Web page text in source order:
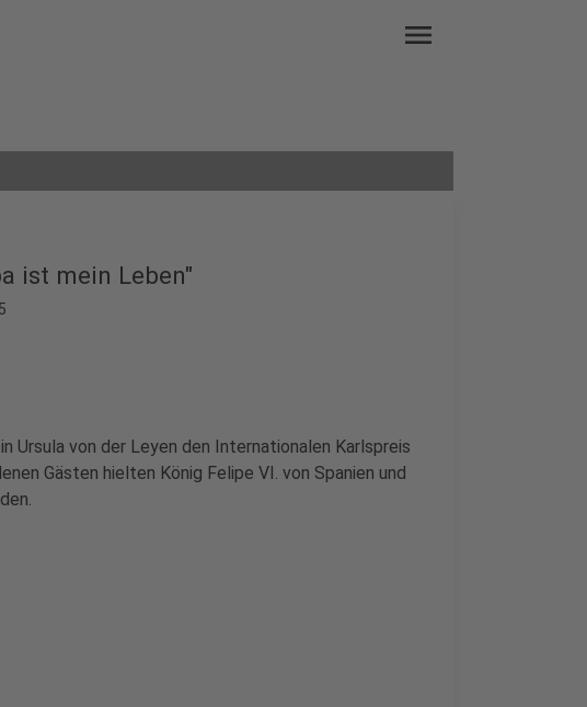
menu
ist mein Leben"
Ursula von der Leyen den Internationalen Karlspreis
Gästen hielten König Felipe VI. von Spanien und